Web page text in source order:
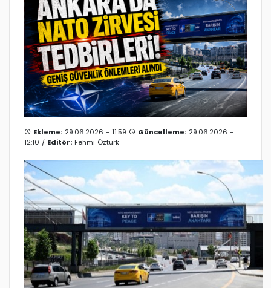
Ekleme: 29.06.2026 - 11:59 Güncelleme: 29.06.2026 -
12:10 / Editör: Fehmi Öztürk